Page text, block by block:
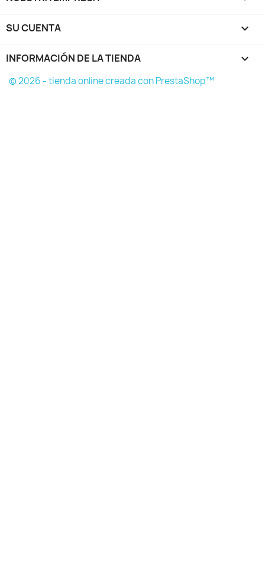
SU CUENTA 
INFORMACIÓN DE LA TIENDA keyboard_arrow_down
© 2026 - tienda online creada con PrestaShop™